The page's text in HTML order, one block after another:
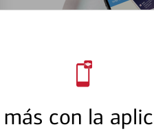
con la